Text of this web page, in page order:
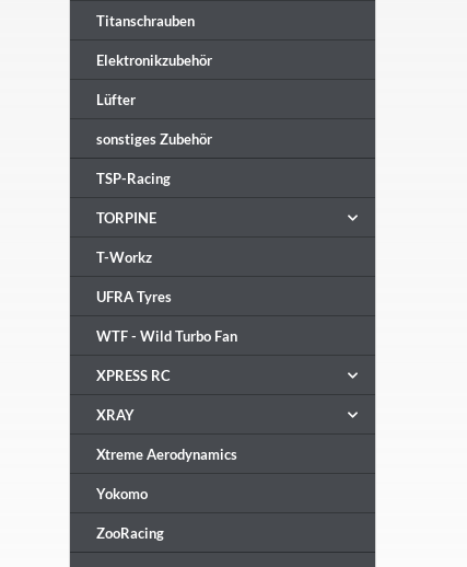
Titanschrauben
Elektronikzubehör
Lüfter
sonstiges Zubehör
TSP-Racing
TORPINE
T-Workz
UFRA Tyres
WTF - Wild Turbo Fan
XPRESS RC
XRAY
Xtreme Aerodynamics
Yokomo
ZooRacing